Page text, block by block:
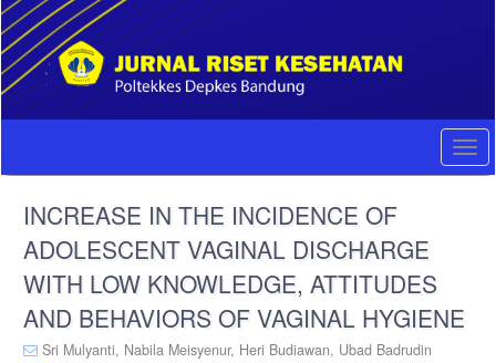
Quick
jump
to
page
content
Main
Sidebar
INCREASE IN THE INCIDENCE OF
ADOLESCENT VAGINAL DISCHARGE
WITH LOW KNOWLEDGE, ATTITUDES
AND BEHAVIORS OF VAGINAL HYGIENE
Sri Mulyanti, Nabila Meisyenur, Heri Budiawan, Ubad Badrudin